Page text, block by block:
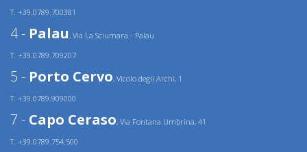
T. +39.0789.700381
4 - Palau, Via La Sciumara - Palau
T. +39.0789.709207
5 - Porto Cervo, Vicolo degli Archi, 1
T. +39.0789.909000
7 - Capo Ceraso, Via Fontana Umbrina, 41
T. +39.0789.754.500